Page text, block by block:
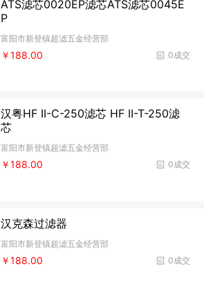
ATS滤芯0020EP滤芯ATS滤芯0045E
P
富阳市新登镇超滤五金经营部
0成交
￥188.00
汉粤HF II-C-250滤芯 HF II-T-250滤
芯
富阳市新登镇超滤五金经营部
0成交
￥188.00
汉克森过滤器
富阳市新登镇超滤五金经营部
0成交
￥188.00